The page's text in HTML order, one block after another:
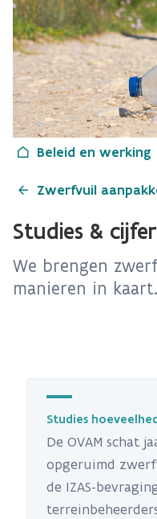
Beleid en werking
Zwerfvuil
Studies &
We brengen
manieren in kaart.
Studies
De OVAM schat
opgeruimd
de IZAS-